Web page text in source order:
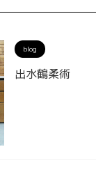
blog
出水鶴柔術